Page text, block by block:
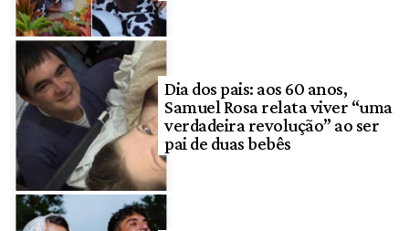
Dia dos pais: aos 60 anos,
Samuel Rosa relata viver “uma
verdadeira revolução” ao ser
pai de duas bebês